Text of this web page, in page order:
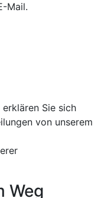
Mail.
Sie sich
von unserem
Weg